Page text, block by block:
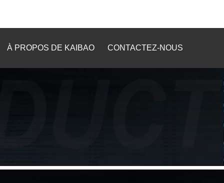
À PROPOS DE KAIBAO CONTACTEZ-NOUS